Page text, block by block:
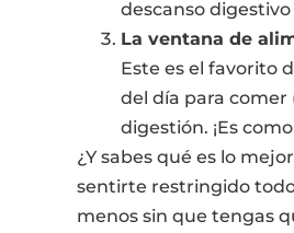
descanso
La ventana de
Este es el favorito
del día para comer
digestión. ¡Es
¿Y sabes qué es lo
sentirte restringido
menos sin que tengas